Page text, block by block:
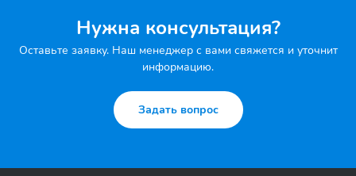
Нужна консультация?
Оставьте заявку. Наш менеджер с вами свяжется и уточнит
информацию.
Задать вопрос